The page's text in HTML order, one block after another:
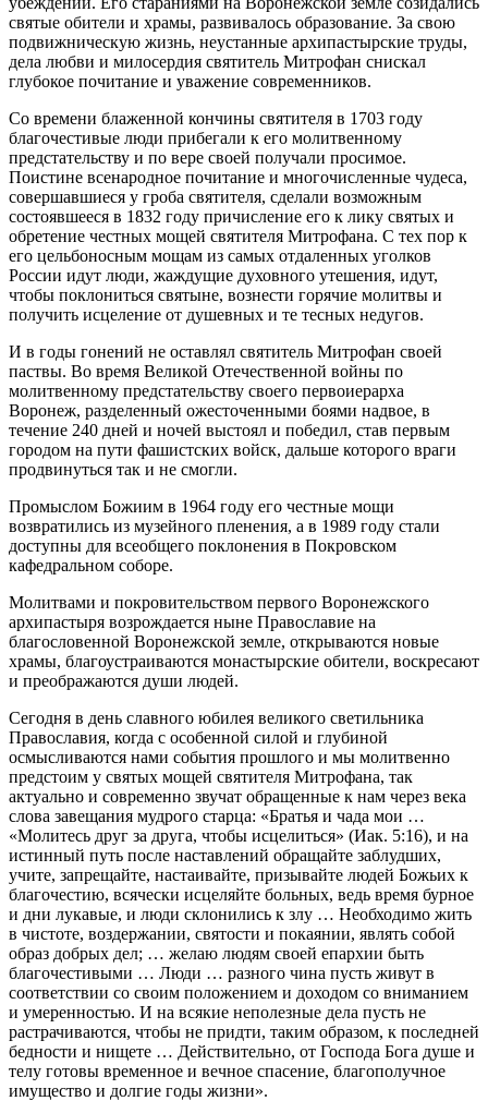
святые обители и храмы, развивалось образование. За свою
подвижническую жизнь, неустанные архипастырские труды,
дела любви и милосердия святитель Митрофан снискал
глубокое почитание и уважение современников.
Со времени блаженной кончины святителя в 1703 году
благочестивые люди прибегали к его молитвенному
предстательству и по вере своей получали просимое.
Поистине всенародное почитание и многочисленные чудеса,
совершавшиеся у гроба святителя, сделали возможным
состоявшееся в 1832 году причисление его к лику святых и
обретение честных мощей святителя Митрофана. С тех пор к
его цельбоносным мощам из самых отдаленных уголков
России идут люди, жаждущие духовного утешения, идут,
чтобы поклониться святыне, вознести горячие молитвы и
получить исцеление от душевных и те тесных недугов.
И в годы гонений не оставлял святитель Митрофан своей
паствы. Во время Великой Отечественной войны по
молитвенному предстательству своего первоиерарха
Воронеж, разделенный ожесточенными боями надвое, в
течение 240 дней и ночей выстоял и победил, став первым
городом на пути фашистских войск, дальше которого враги
продвинуться так и не смогли.
Промыслом Божиим в 1964 году его честные мощи
возвратились из музейного пленения, а в 1989 году стали
доступны для всеобщего поклонения в Покровском
кафедральном соборе.
Молитвами и покровительством первого Воронежского
архипастыря возрождается ныне Православие на
благословенной Воронежской земле, открываются новые
храмы, благоустраиваются монастырские обители, воскресают
и преображаются души людей.
Сегодня в день славного юбилея великого светильника
Православия, когда с особенной силой и глубиной
осмысливаются нами события прошлого и мы молитвенно
предстоим у святых мощей святителя Митрофана, так
актуально и современно звучат обращенные к нам через века
слова завещания мудрого старца: «Братья и чада мои …
«Молитесь друг за друга, чтобы исцелиться» (Иак. 5:16), и на
истинный путь после наставлений обращайте заблудших,
учите, запрещайте, настаивайте, призывайте людей Божьих к
благочестию, всячески исцеляйте больных, ведь время бурное
и дни лукавые, и люди склонились к злу … Необходимо жить
в чистоте, воздержании, святости и покаянии, являть собой
образ добрых дел; … желаю людям своей епархии быть
благочестивыми … Люди … разного чина пусть живут в
соответствии со своим положением и доходом со вниманием
и умеренностью. И на всякие неполезные дела пусть не
растрачиваются, чтобы не придти, таким образом, к последней
бедности и нищете … Действительно, от Господа Бога душе и
телу готовы временное и вечное спасение, благополучное
имущество и долгие годы жизни».